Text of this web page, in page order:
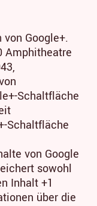
Google+.
Amphitheatre
Schaltfläche
Schaltfläche
von Google
sowohl
Inhalt +1
über die